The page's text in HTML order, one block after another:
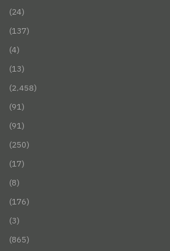
(24)
(137)
(4)
(13)
(2٬458)
(91)
(91)
(250)
(17)
(8)
(176)
(3)
(865)